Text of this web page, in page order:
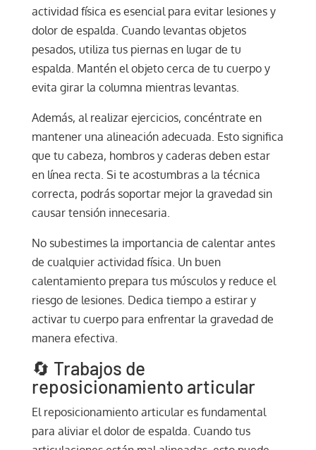
actividad física es esencial para evitar lesiones y
dolor de espalda. Cuando levantas objetos
pesados, utiliza tus piernas en lugar de tu
espalda. Mantén el objeto cerca de tu cuerpo y
evita girar la columna mientras levantas.
Además, al realizar ejercicios, concéntrate en
mantener una alineación adecuada. Esto significa
que tu cabeza, hombros y caderas deben estar
en línea recta. Si te acostumbras a la técnica
correcta, podrás soportar mejor la gravedad sin
causar tensión innecesaria.
No subestimes la importancia de calentar antes
de cualquier actividad física. Un buen
calentamiento prepara tus músculos y reduce el
riesgo de lesiones. Dedica tiempo a estirar y
activar tu cuerpo para enfrentar la gravedad de
manera efectiva.
🔄 Trabajos de
reposicionamiento articular
El reposicionamiento articular es fundamental
para aliviar el dolor de espalda. Cuando tus